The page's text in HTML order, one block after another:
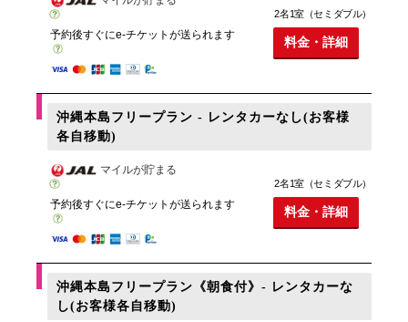
予約後すぐにe-チケットが送られます
2名1室（セミダブル）
料金・詳細
沖縄本島フリープラン - レンタカーなし(お客様
各自移動)
マイルが貯まる
予約後すぐにe-チケットが送られます
2名1室（セミダブル）
料金・詳細
沖縄本島フリープラン《朝食付》- レンタカーな
し(お客様各自移動)